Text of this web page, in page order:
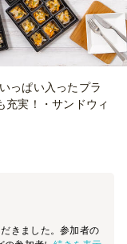
っぱい入ったプラ
充実！・サンドウィ
きました。参加者の